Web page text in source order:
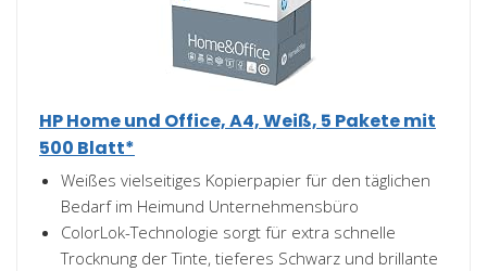
HP Home und Office, A4, Weiß, 5 Pakete mit
500 Blatt*
Weißes vielseitiges Kopierpapier für den täglichen
Bedarf im Heimund Unternehmensbüro
ColorLok-Technologie sorgt für extra schnelle
Trocknung der Tinte, tieferes Schwarz und brillante